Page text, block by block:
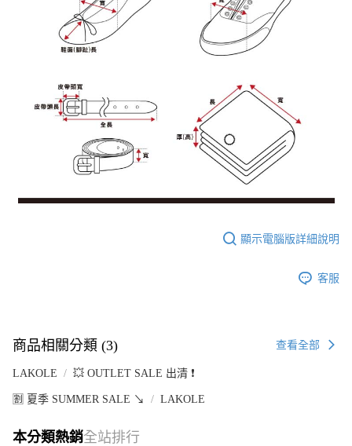
顯示電腦版詳細說明
客服
商品相關分類 (3) 查看全部
LAKOLE 💥 OUTLET SALE 出清 ❗
🈹 夏季 SUMMER SALE ↘️ LAKOLE
本分類熱銷全站排行